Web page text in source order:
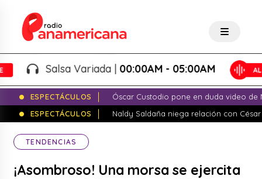
Salsa Variada |00:00AM - 05:00AM
ESPECTÁCULOS
Óscar Custodio pone en duda video de
ESPECTÁCULOS
Naldy Saldaña niega relación con
TENDENCIAS
¡Asombroso! Una morsa se ejercita